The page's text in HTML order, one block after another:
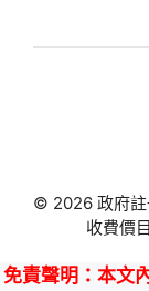
© 2026 政府註
收費價
免責聲明 ：本文